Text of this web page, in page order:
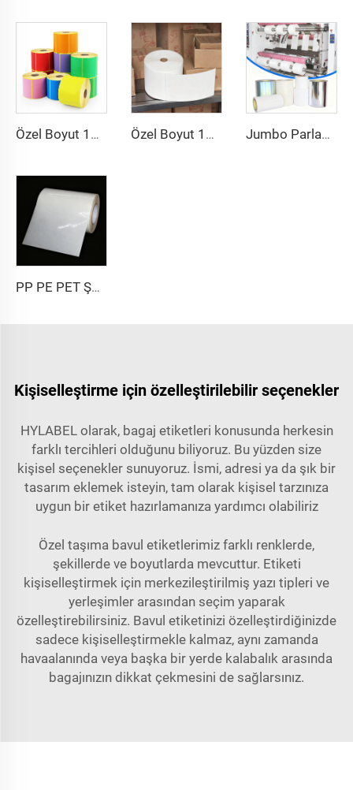
Özel Boyut 102x150 102x152 Baskılı Etiket Termal Transfer Kargo Sticker Yapışkanlı Etiket 4x6 İnç Sevkiyat Termal Renkli Etiket Özel Boyut 102x152 Termal Transfer Etiket Yarı Parlak Kağıt Transfer Yapışkanlı Kargo Etiketi 4x6 Sevkiyat Termal Etiket Sticker Jumbo Parlak PP PET PE Etiket Malzemesi Jumbo Film Kendinden Yapışkanlı Kağıt Polietilen Çıkartma Stok Sentetik Etiket Jumbo Rulo
PP PE PET Şeffaf Transparan Kendinden Yapışkanlı Sentetik Film Malzeme Etiket Kağıdı Jumbo Rulo
Kişiselleştirme için özelleştirilebilir seçenekler
HYLABEL olarak, bagaj etiketleri konusunda herkesin
farklı tercihleri olduğunu biliyoruz. Bu yüzden size
kişisel seçenekler sunuyoruz. İsmi, adresi ya da şık bir
tasarım eklemek isteyin, tam olarak kişisel tarzınıza
uygun bir etiket hazırlamanıza yardımcı olabiliriz
Özel taşıma bavul etiketlerimiz farklı renklerde,
şekillerde ve boyutlarda mevcuttur. Etiketi
kişiselleştirmek için merkezileştirilmiş yazı tipleri ve
yerleşimler arasından seçim yaparak
özelleştirebilirsiniz. Bavul etiketinizi özelleştirdiğinizde
sadece kişiselleştirmekle kalmaz, aynı zamanda
havaalanında veya başka bir yerde kalabalık arasında
bagajınızın dikkat çekmesini de sağlarsınız.